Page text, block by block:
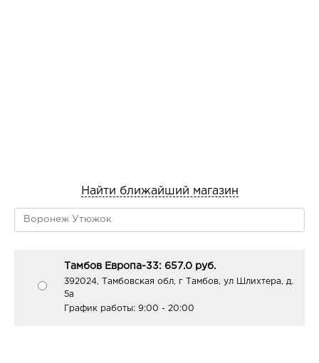
Найти ближайший магазин
Тамбов Европа-33: 657.0 руб.
392024, Тамбовская обл, г Тамбов, ул Шлихтера, д.
5а
График работы: 9:00 - 20:00